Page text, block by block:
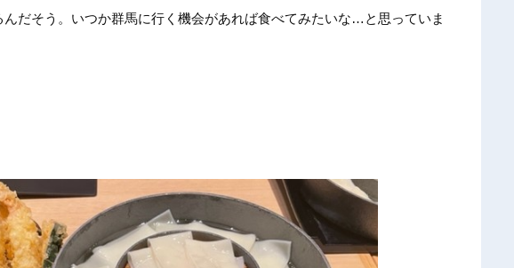
んだそう。いつか群馬に行く機会があれば食べてみたいな…と思っていま